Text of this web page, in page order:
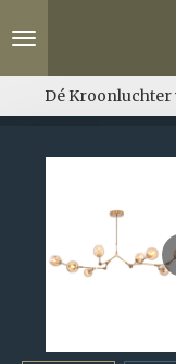
direct
hoofdinhoud
Dé Kroonluchter